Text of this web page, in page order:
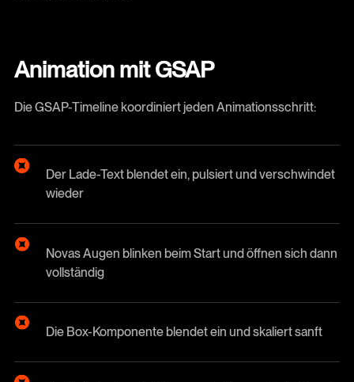
Animation mit GSAP
Die GSAP-Timeline koordiniert jeden Animationsschritt:
Der Lade-Text blendet ein, pulsiert und verschwindet
wieder
Novas Augen blinken beim Start und öffnen sich dann
vollständig
Die Box-Komponente blendet ein und skaliert sanft